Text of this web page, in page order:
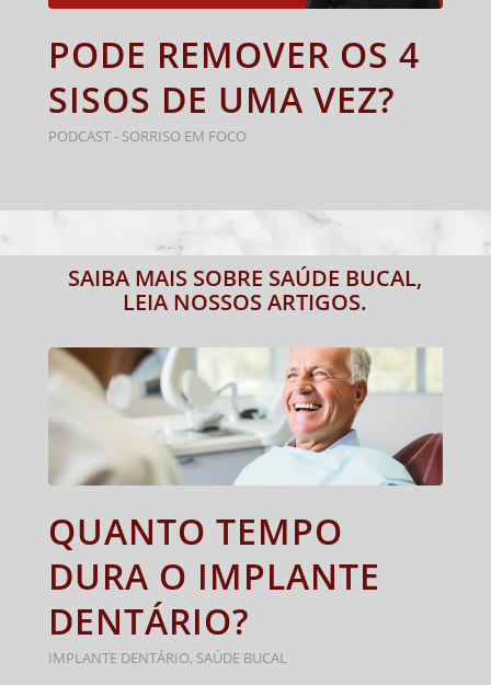
PODE REMOVER OS 4
SISOS DE UMA VEZ?
PODCAST - SORRISO EM FOCO
SAIBA MAIS SOBRE SAÚDE BUCAL,
LEIA NOSSOS ARTIGOS.
QUANTO TEMPO
DURA O IMPLANTE
DENTÁRIO?
IMPLANTE DENTÁRIO, SAÚDE BUCAL